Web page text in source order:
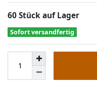
60 Stück auf Lager
Sofort versandfertig